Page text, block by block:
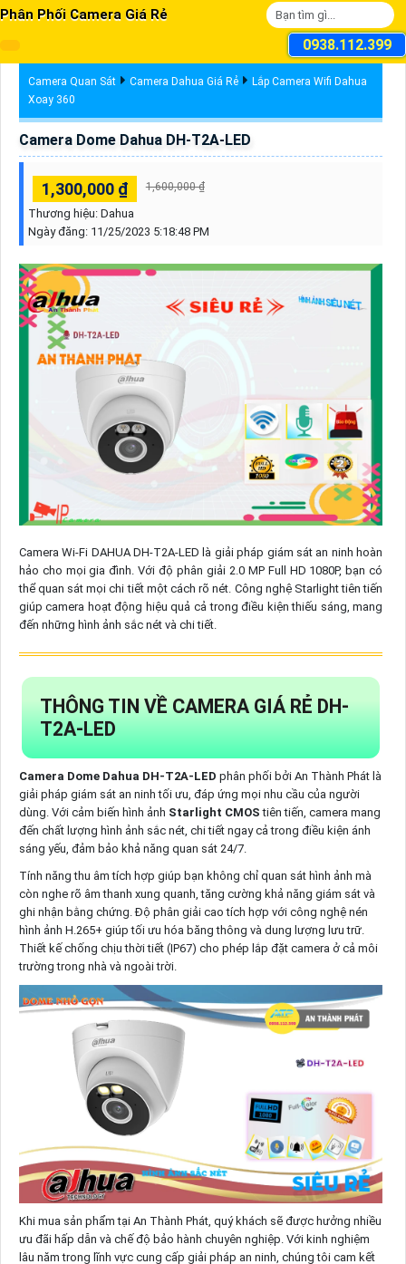
Phân Phối Camera Giá Rẻ
0938.112.399
Camera Quan Sát Camera Dahua Giá Rẻ
Lắp Camera Wifi Dahua
Xoay 360
Camera Dome Dahua DH-T2A-LED
1,300,000 ₫ 1,600,000 ₫
Thương hiệu: Dahua
Ngày đăng: 11/25/2023 5:18:48 PM
Camera Wi-Fi DAHUA DH-T2A-LED là giải pháp giám sát an ninh hoàn
hảo cho mọi gia đình. Với độ phân giải 2.0 MP Full HD 1080P, bạn có
thể quan sát mọi chi tiết một cách rõ nét. Công nghệ Starlight tiên tiến
giúp camera hoạt động hiệu quả cả trong điều kiện thiếu sáng, mang
đến những hình ảnh sắc nét và chi tiết.
THÔNG TIN VỀ CAMERA GIÁ RẺ DH-
T2A-LED
Camera Dome Dahua DH-T2A-LED phân phối bởi An Thành Phát là
giải pháp giám sát an ninh tối ưu, đáp ứng mọi nhu cầu của người
dùng. Với cảm biến hình ảnh Starlight CMOS tiên tiến, camera mang
đến chất lượng hình ảnh sắc nét, chi tiết ngay cả trong điều kiện ánh
sáng yếu, đảm bảo khả năng quan sát 24/7.
Tính năng thu âm tích hợp giúp bạn không chỉ quan sát hình ảnh mà
còn nghe rõ âm thanh xung quanh, tăng cường khả năng giám sát và
ghi nhận bằng chứng. Độ phân giải cao tích hợp với công nghệ nén
hình ảnh H.265+ giúp tối ưu hóa băng thông và dung lượng lưu trữ.
Thiết kế chống chịu thời tiết (IP67) cho phép lắp đặt camera ở cả môi
trường trong nhà và ngoài trời.
Khi mua sản phẩm tại An Thành Phát, quý khách sẽ được hưởng nhiều
ưu đãi hấp dẫn và chế độ bảo hành chuyên nghiệp. Với kinh nghiệm
lâu năm trong lĩnh vực cung cấp giải pháp an ninh, chúng tôi cam kết